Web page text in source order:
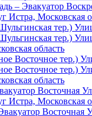
– Эвакуатор
Истра, Московская
тер.)
тер.)
область
Восточное тер.)
Восточное тер.)
область
Восточная
Истра, Московская
Восточная